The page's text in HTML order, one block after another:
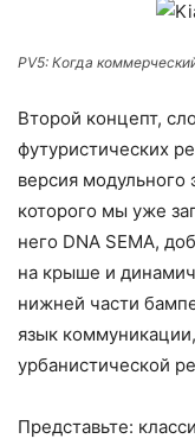
PV5: Когда
Второй концепт,
футуристических
версия модульного
которого мы уже
него DNA SEMA,
на крыше и
нижней части
язык
урбанистической
Представьте: